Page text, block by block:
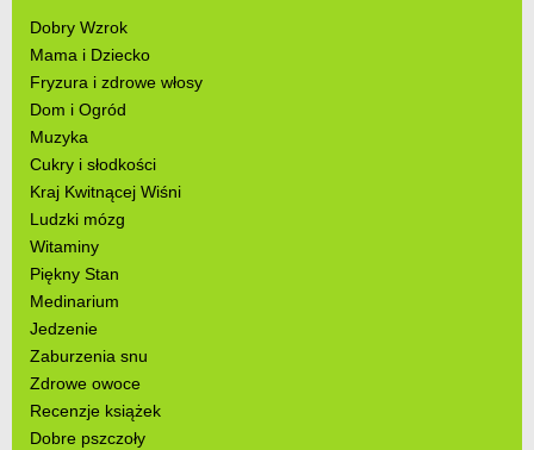
Dobry Wzrok
Mama i Dziecko
Fryzura i zdrowe włosy
Dom i Ogród
Muzyka
Cukry i słodkości
Kraj Kwitnącej Wiśni
Ludzki mózg
Witaminy
Piękny Stan
Medinarium
Jedzenie
Zaburzenia snu
Zdrowe owoce
Recenzje książek
Dobre pszczoły